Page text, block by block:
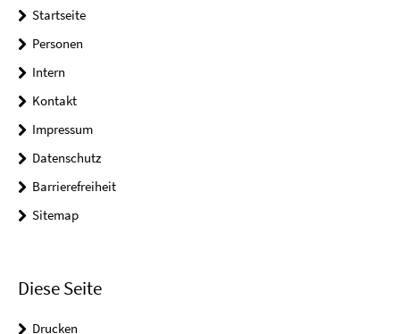
Startseite
Personen
Intern
Kontakt
Impressum
Datenschutz
Barrierefreiheit
Sitemap
Diese Seite
Drucken